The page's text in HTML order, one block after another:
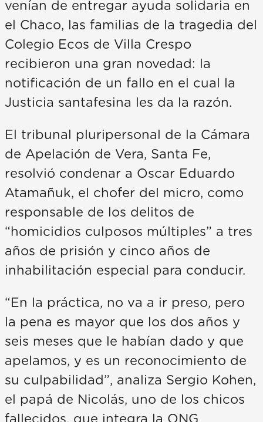
venían de entregar ayuda solidaria en
el Chaco, las familias de la tragedia del
Colegio Ecos de Villa Crespo
recibieron una gran novedad: la
notificación de un fallo en el cual la
Justicia santafesina les da la razón.
El tribunal pluripersonal de la Cámara
de Apelación de Vera, Santa Fe,
resolvió condenar a Oscar Eduardo
Atamañuk, el chofer del micro, como
responsable de los delitos de
“homicidios culposos múltiples” a tres
años de prisión y cinco años de
inhabilitación especial para conducir.
“En la práctica, no va a ir preso, pero
la pena es mayor que los dos años y
seis meses que le habían dado y que
apelamos, y es un reconocimiento de
su culpabilidad”, analiza Sergio Kohen,
el papá de Nicolás, uno de los chicos
fallecidos, que integra la ONG